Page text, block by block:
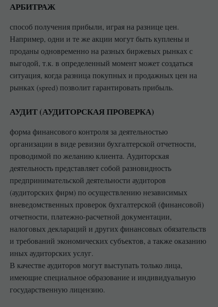
АРБИТРАЖ
способ получения прибыли, играя на разнице цен.
Например, одни и те же акции могут быть куплены и
проданы одновременно на разных биржевых рынках с
выгодой, т.к. в определенный момент может создаться
ситуация, когда разница покупных и продажных цен на
рынках (spred) позволит гарантировать прибыль.
АУДИТ (АУДИТОРСКАЯ ПРОВЕРКА)
форма финансового контроля за деятельностью
организации в виде ревизии бухгалтерской отчетности,
проводимой по желанию клиента. Аудиторская
деятельность представляет собой разновидность
предпринимательской деятельности аудиторов
(аудиторских фирм) по осуществлению независимых
вневедомственных проверок бухгалтерской (финансовой)
отчетности, платежно-расчетной документации,
налоговых деклараций и других финансовых обязательств
и требований экономических субъектов, а также оказанию
иных аудиторских услуг.
В качестве аудиторов могут выступать только лица,
имеющие специальное образование и индивидуальную
государственную лицензию.